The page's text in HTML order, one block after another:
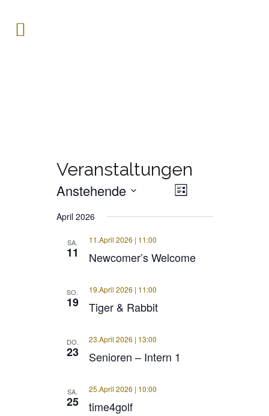
Veranstaltungen
Veranstaltung
Ansichten-
Liste
Anstehende
wählen.
April 2026
SA.
11 Newcomer’s Welcome
11.April 2026 | 11:00
SO.
19 Tiger & Rabbit
19.April 2026 | 11:00
DO.
23 Senioren – Intern 1
23.April 2026 | 13:00
SA.
25 time4golf
25.April 2026 | 10:00